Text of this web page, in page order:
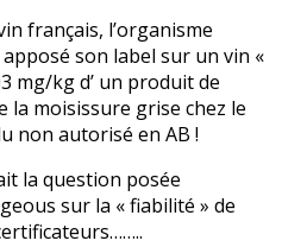
français, l’organisme
son label sur un vin «
mg/kg d’ un produit de
la moisissure grise chez le
non autorisé en AB !
la question posée
sur la « fiabilité » de